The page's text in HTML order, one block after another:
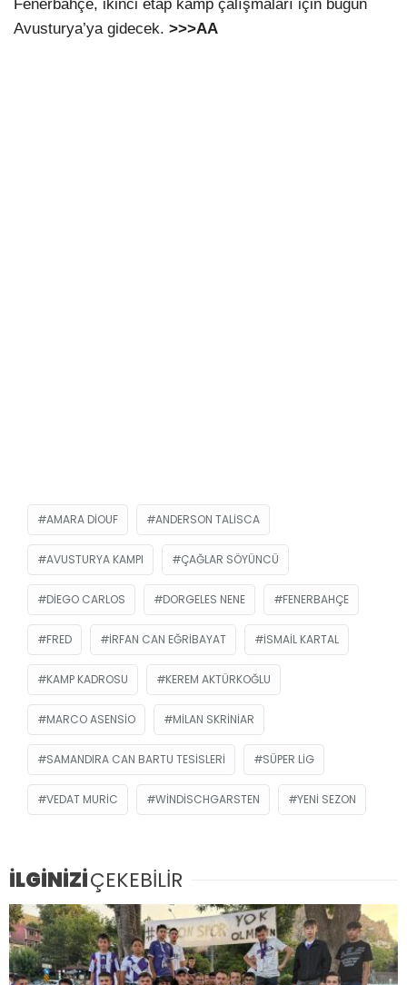
Fenerbahçe, ikinci etap kamp çalışmaları için bugün
Avusturya’ya gidecek. >>>AA
AMARA DIOUF ANDERSON TALISCA
AVUSTURYA KAMPI ÇAĞLAR SÖYÜNCÜ
DIEGO CARLOS DORGELES NENE FENERBAHÇE
FRED İRFAN CAN EĞRIBAYAT ISMAIL KARTAL
KAMP KADROSU KEREM AKTÜRKOĞLU
MARCO ASENSIO MILAN SKRINIAR
SAMANDIRA CAN BARTU TESISLERI SÜPER LIG
VEDAT MURIC WINDISCHGARSTEN YENI SEZON
İLGİNİZİÇEKEBİLİR